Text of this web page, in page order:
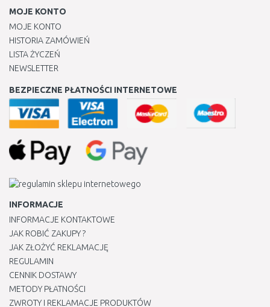
MOJE KONTO
MOJE KONTO
HISTORIA ZAMÓWIEŃ
LISTA ŻYCZEŃ
NEWSLETTER
BEZPIECZNE PŁATNOŚCI INTERNETOWE
INFORMACJE
INFORMACJE KONTAKTOWE
JAK ROBIĆ ZAKUPY ?
JAK ZŁOŻYĆ REKLAMACJĘ
REGULAMIN
CENNIK DOSTAWY
METODY PŁATNOŚCI
ZWROTY I REKLAMACJE PRODUKTÓW